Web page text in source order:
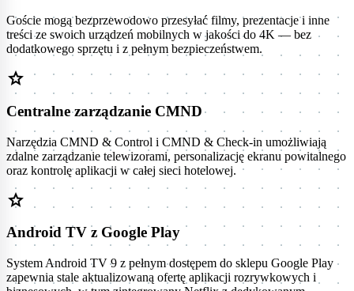
Goście mogą bezprzewodowo przesyłać filmy, prezentacje i inne
treści ze swoich urządzeń mobilnych w jakości do 4K — bez
dodatkowego sprzętu i z pełnym bezpieczeństwem.
star
Centralne zarządzanie CMND
Narzędzia CMND & Control i CMND & Check-in umożliwiają
zdalne zarządzanie telewizorami, personalizację ekranu powitalnego
oraz kontrolę aplikacji w całej sieci hotelowej.
star
Android TV z Google Play
System Android TV 9 z pełnym dostępem do sklepu Google Play
zapewnia stale aktualizowaną ofertę aplikacji rozrywkowych i